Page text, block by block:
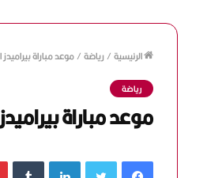
الرئيسية/رياضة/موعد مباراة
رياضة
موعد مباراة
فيسبوك لينكدإن